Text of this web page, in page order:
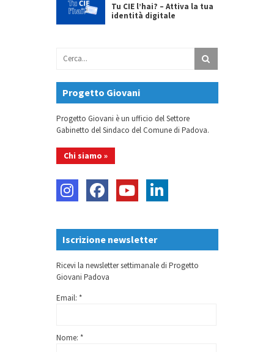
Tu CIE l’hai? – Attiva la tua
identità digitale
Progetto Giovani
Progetto Giovani è un ufficio del Settore
Gabinetto del Sindaco del Comune di Padova.
Chi siamo »
Iscrizione newsletter
Ricevi la newsletter settimanale di Progetto
Giovani Padova
Email: *
Nome: *